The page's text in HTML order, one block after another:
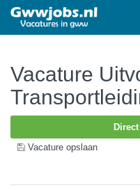
Vacature
Vacature opslaan